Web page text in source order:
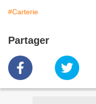
#Carterie
Partager